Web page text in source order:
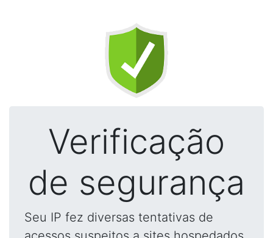
Verificação
de segurança
Seu IP fez diversas tentativas de